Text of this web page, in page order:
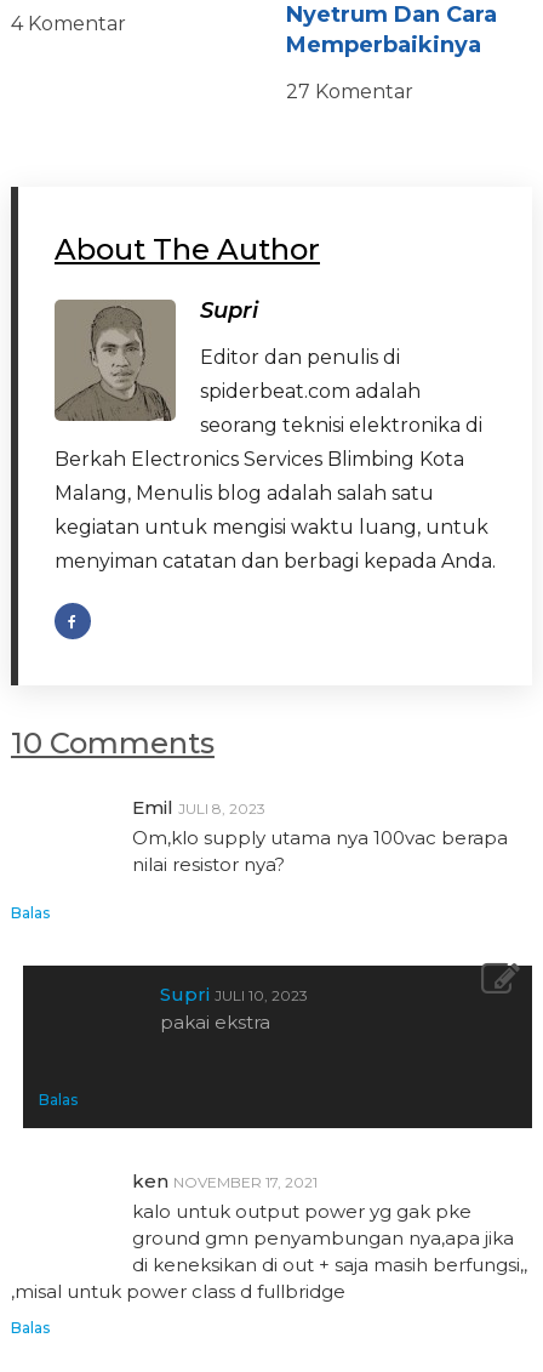
4 Komentar
Nyetrum Dan Cara
Memperbaikinya
27 Komentar
About The Author
Supri
Editor dan penulis di
spiderbeat.com adalah
seorang teknisi elektronika di
Berkah Electronics Services Blimbing Kota
Malang, Menulis blog adalah salah satu
kegiatan untuk mengisi waktu luang, untuk
menyiman catatan dan berbagi kepada Anda.
10 Comments
Emil JULI 8, 2023
Om,klo supply utama nya 100vac berapa
nilai resistor nya?
Balas
Supri JULI 10, 2023
pakai ekstra
Balas
ken NOVEMBER 17, 2021
kalo untuk output power yg gak pke
ground gmn penyambungan nya,apa jika
di keneksikan di out + saja masih berfungsi,,
,misal untuk power class d fullbridge
Balas